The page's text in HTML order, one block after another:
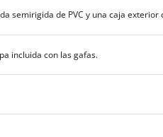
semirigida de PVC y una caja exterior
incluida con las gafas.